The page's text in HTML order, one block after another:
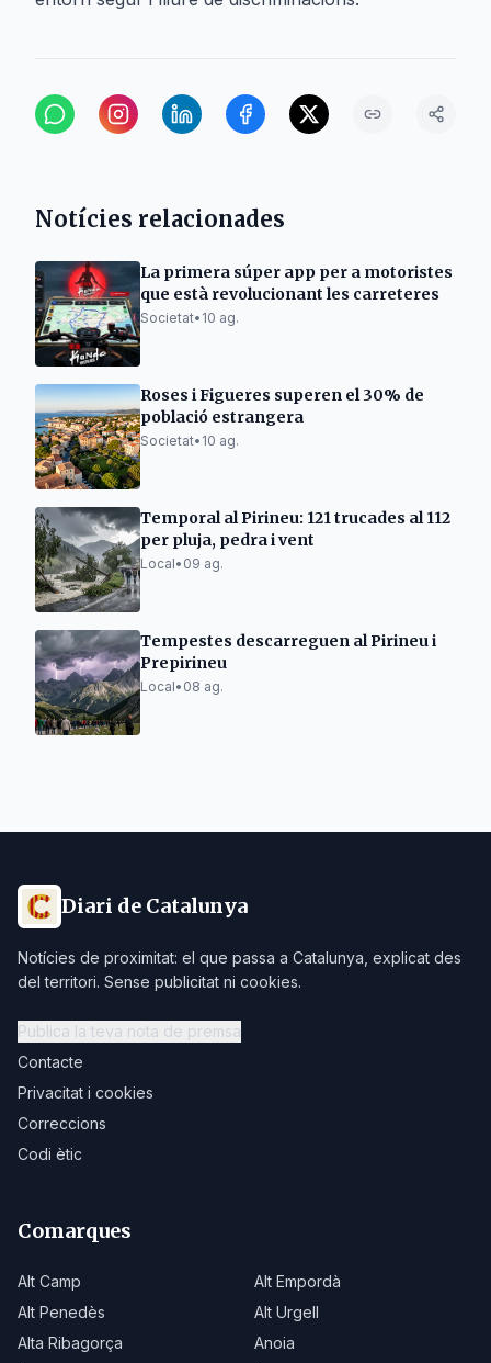
Notícies relacionades
La primera súper app per a motoristes
que està revolucionant les carreteres
Societat• 10 ag.
Roses i Figueres superen el 30% de
població estrangera
Societat• 10 ag.
Temporal al Pirineu: 121 trucades al 112
per pluja, pedra i vent
Local• 09 ag.
Tempestes descarreguen al Pirineu i
Prepirineu
Local• 08 ag.
Diari de Catalunya
Notícies de proximitat: el que passa a Catalunya, explicat des
del territori. Sense publicitat ni cookies.
Publica la teva nota de premsa
Contacte
Privacitat i cookies
Correccions
Codi ètic
Comarques
Alt Camp
Alt Empordà
Alt Penedès
Alt Urgell
Alta Ribagorça
Anoia